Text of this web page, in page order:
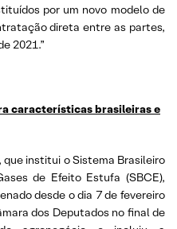
por um novo modelo de
direta entre as partes,
2021.”
características brasileiras e
que institui o Sistema Brasileiro
de Efeito Estufa (SBCE),
desde o dia 7 de fevereiro
dos Deputados no final de